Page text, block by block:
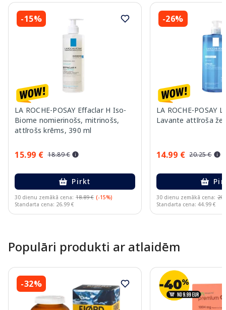
-15%
LA ROCHE-POSAY Effaclar H Iso-
Biome nomierinošs, mitrinošs,
attīrošs krēms, 390 ml
15.99 € 18.89 €
Pirkt
30 dienu zemākā cena: 18.89 € (-15%)
Standarta cena: 26.99 €
-26%
LA ROCHE-POSAY
Lavante attīroša
14.99 € 20.25 €
30 dienu zemākā cena:
Standarta cena: 44.99 €
Populāri produkti ar atlaidēm
-32%